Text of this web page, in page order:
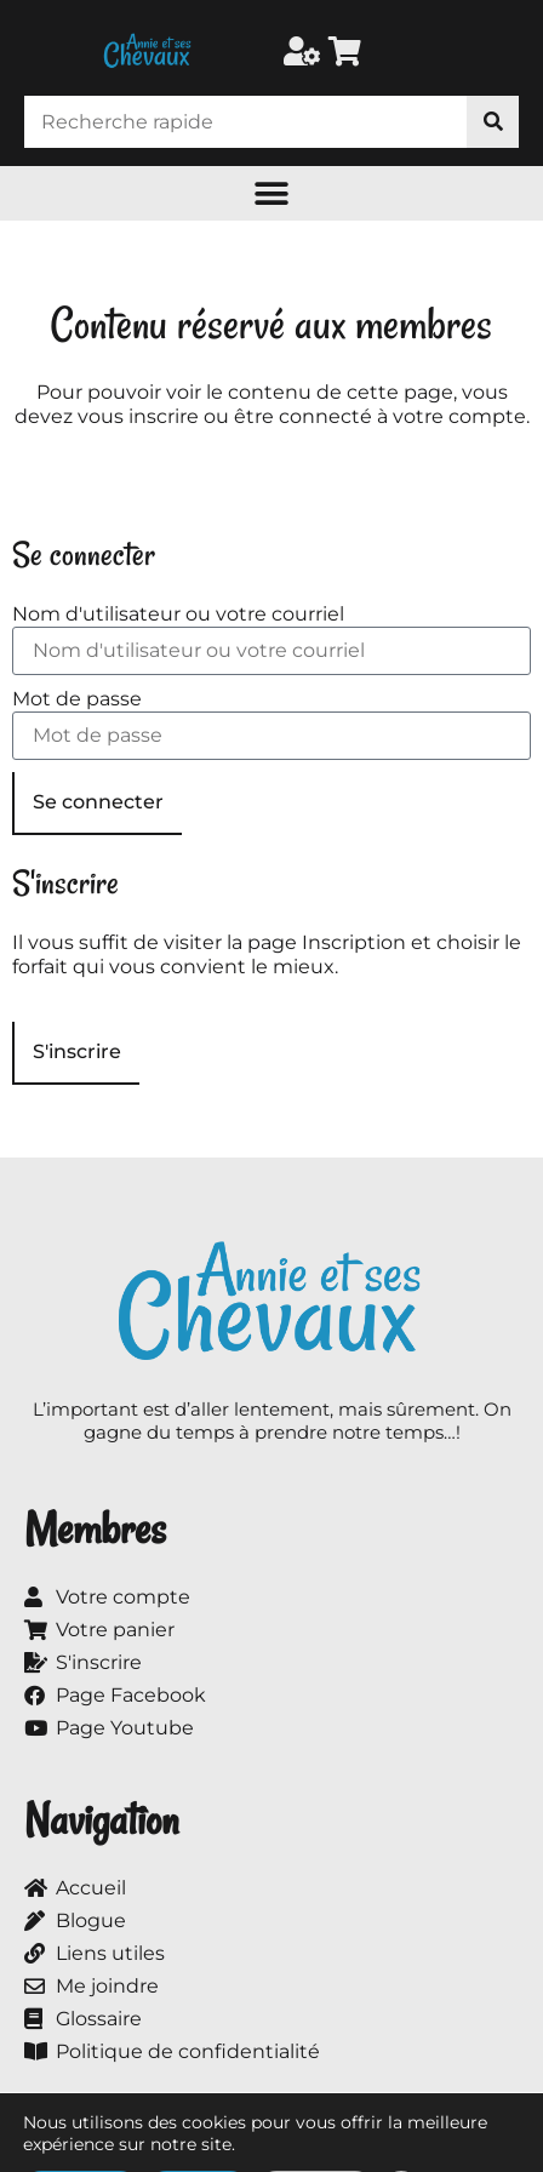
Contenu réservé aux membres
Pour pouvoir voir le contenu de cette page, vous
devez vous inscrire ou être connecté à votre compte.
Se connecter
Nom d'utilisateur ou votre courriel
Mot de passe
Se connecter
S'inscrire
Il vous suffit de visiter la page Inscription et choisir le
forfait qui vous convient le mieux.
S'inscrire
L’important est d’aller lentement, mais sûrement. On
gagne du temps à prendre notre temps…!
Membres
Votre compte
Votre panier
S'inscrire
Page Facebook
Page Youtube
Navigation
Accueil
Blogue
Liens utiles
Me joindre
Glossaire
Politique de confidentialité
Nous utilisons des cookies pour vous offrir la meilleure
expérience sur notre site.